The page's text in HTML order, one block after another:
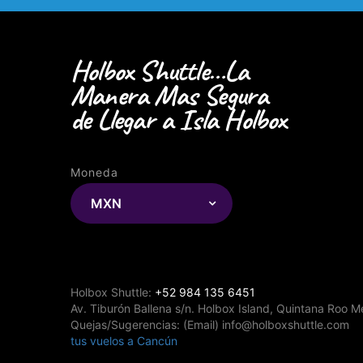
Holbox Shuttle…La
Manera Mas Segura
de Llegar a Isla Holbox
Moneda
MXN
Holbox Shuttle: +52 984 135 6451
Av. Tiburón Ballena s/n. Holbox Island, Quintana Roo
Quejas/Sugerencias: (Email) info@holboxshuttle.com
tus vuelos a Cancún